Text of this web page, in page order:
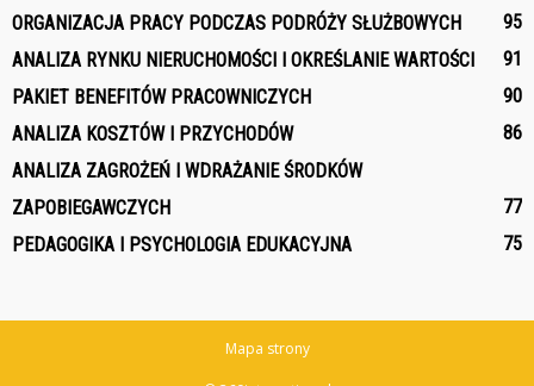
ORGANIZACJA PRACY PODCZAS PODRÓŻY SŁUŻBOWYCH
95
ANALIZA RYNKU NIERUCHOMOŚCI I OKREŚLANIE WARTOŚCI
91
PAKIET BENEFITÓW PRACOWNICZYCH
90
ANALIZA KOSZTÓW I PRZYCHODÓW
86
ANALIZA ZAGROŻEŃ I WDRAŻANIE ŚRODKÓW
ZAPOBIEGAWCZYCH
77
PEDAGOGIKA I PSYCHOLOGIA EDUKACYJNA
75
Mapa strony